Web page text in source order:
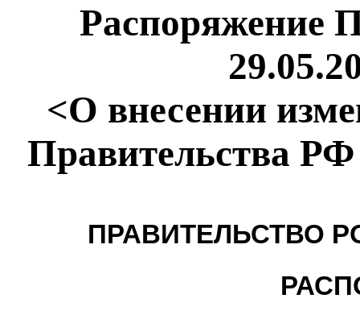
Распоряжение
<О внесении
Правительства РФ
ПРАВИТЕЛЬСТВО